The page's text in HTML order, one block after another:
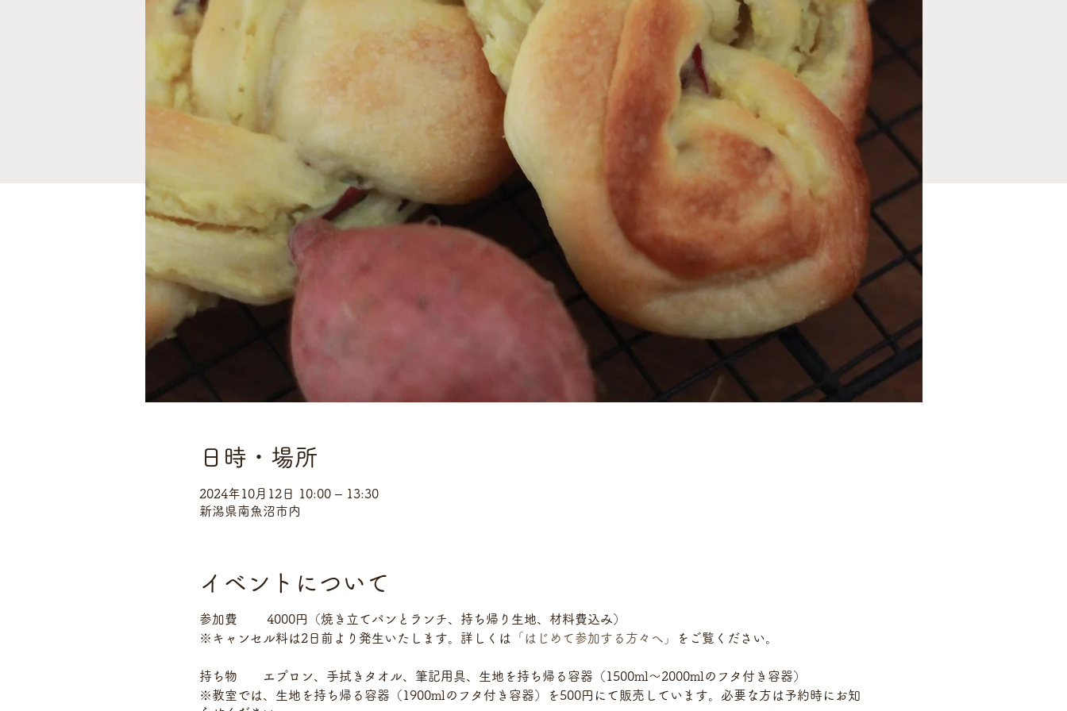
日時・場所
2024年10月12日 10:00 – 13:30
新潟県南魚沼市内
イベントについて
参加費 4000円（焼き立てパンとランチ、持ち帰り生地、材料費込み）
※キャンセル料は2日前より発生いたします。詳しくは 「はじめて参加する方々へ」 をご覧ください。
持ち物 エプロン、手拭きタオル、筆記用具、生地を持ち帰る容器（1500ml～2000mlのフタ付き容器）
※教室では、生地を持ち帰る容器（1900mlのフタ付き容器）を500円にて販売しています。必要な方は予約時にお知